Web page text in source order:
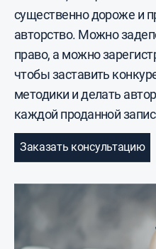
существенно дороже и
авторство. Можно
право, а можно
чтобы заставить
методики и делать
каждой проданной
Заказать консультацию